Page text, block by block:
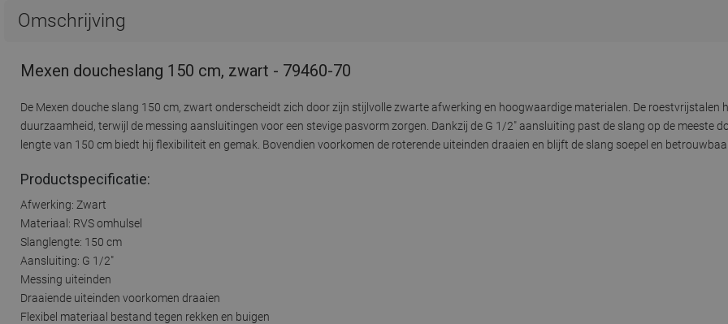
Omschrijving
Mexen doucheslang 150 cm, zwart - 79460-70
De Mexen douche slang 150 cm, zwart onderscheidt zich door zijn stijlvolle zwarte afwerking en hoogwaardige materialen. De roestvrijstalen
duurzaamheid, terwijl de messing aansluitingen voor een stevige pasvorm zorgen. Dankzij de G 1/2" aansluiting past de slang op de meeste
lengte van 150 cm biedt hij flexibiliteit en gemak. Bovendien voorkomen de roterende uiteinden draaien en blijft de slang soepel en
Productspecificatie:
Afwerking: Zwart
Materiaal: RVS omhulsel
Slanglengte: 150 cm
Aansluiting: G 1/2"
Messing uiteinden
Draaiende uiteinden voorkomen draaien
Flexibel materiaal bestand tegen rekken en buigen